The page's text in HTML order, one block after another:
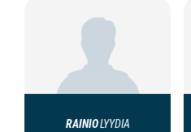
RAINIOLYYDIA